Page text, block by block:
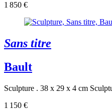
1 850 €
Sans titre
Bault
Sculpture . 38 x 29 x 4 cm
1 150 €